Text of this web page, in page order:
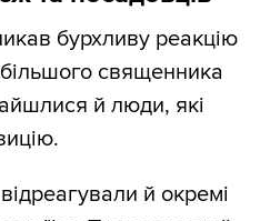
бурхливу реакцію
священника
й люди, які
й окремі